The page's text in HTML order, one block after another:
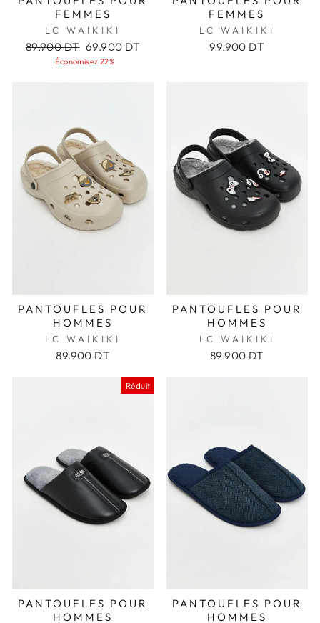
FEMMES
LC WAIKIKI
Prix
régulier
89.900 DT Prix
réduit
69.900 DT
Économisez 22%
FEMMES
LC WAIKIKI
99.900 DT
PANTOUFLES POUR
HOMMES
LC WAIKIKI
89.900 DT
PANTOUFLES POUR
HOMMES
LC WAIKIKI
89.900 DT
Réduit
PANTOUFLES POUR
HOMMES
PANTOUFLES POUR
HOMMES